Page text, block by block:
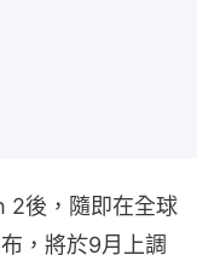
2後，隨即在全球
，將於9月上調